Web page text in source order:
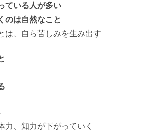
ている人が多い
のは自然なこと
は、自ら苦しみを生み出す
、知力が下がっていく